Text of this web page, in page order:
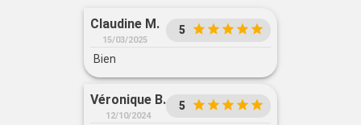
Claudine M.
15/03/2025
5
Bien
Véronique B.
12/10/2024
5